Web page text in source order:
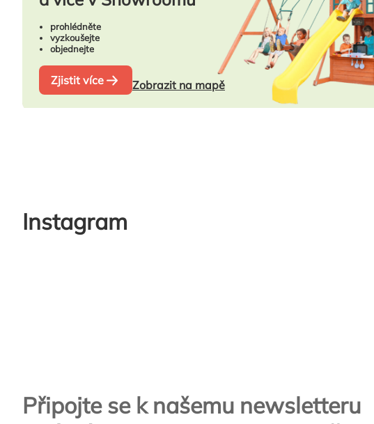
prohlédněte
vyzkoušejte
objednejte
Zjistit více Zobrazit na mapě
Instagram
Připojte se k našemu newsletteru